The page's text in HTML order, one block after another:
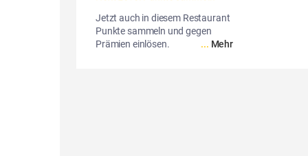
Jetzt auch in diesem Restaurant
Punkte sammeln und gegen
Prämien einlösen.
... Mehr